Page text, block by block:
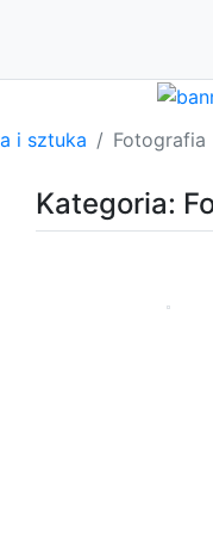
i sztuka Fotografia
Kategoria: